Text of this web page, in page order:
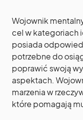
Wojownik
cel w kategoriach
posiada
potrzebne do
poprawić swoją
aspektach.
marzenia w
które pomagają